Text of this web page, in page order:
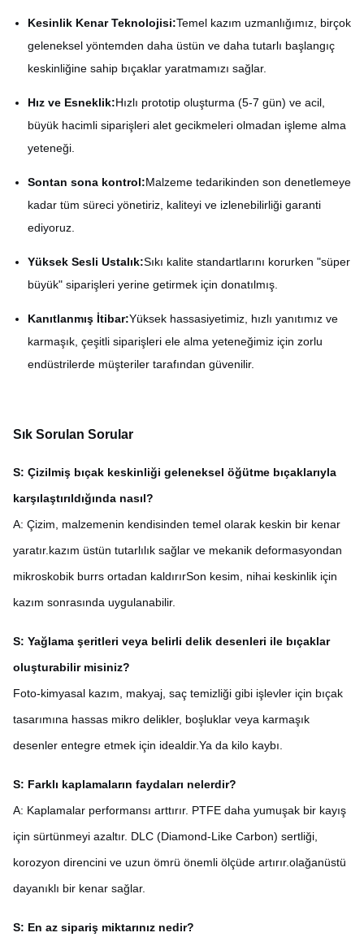
Kesinlik Kenar Teknolojisi:Temel kazım uzmanlığımız, birçok
geleneksel yöntemden daha üstün ve daha tutarlı başlangıç
keskinliğine sahip bıçaklar yaratmamızı sağlar.
Hız ve Esneklik:Hızlı prototip oluşturma (5-7 gün) ve acil,
büyük hacimli siparişleri alet gecikmeleri olmadan işleme alma
yeteneği.
Sontan sona kontrol:Malzeme tedarikinden son denetlemeye
kadar tüm süreci yönetiriz, kaliteyi ve izlenebilirliği garanti
ediyoruz.
Yüksek Sesli Ustalık:Sıkı kalite standartlarını korurken "süper
büyük" siparişleri yerine getirmek için donatılmış.
Kanıtlanmış İtibar:Yüksek hassasiyetimiz, hızlı yanıtımız ve
karmaşık, çeşitli siparişleri ele alma yeteneğimiz için zorlu
endüstrilerde müşteriler tarafından güvenilir.
Sık Sorulan Sorular
S: Çizilmiş bıçak keskinliği geleneksel öğütme bıçaklarıyla
karşılaştırıldığında nasıl?
A: Çizim, malzemenin kendisinden temel olarak keskin bir kenar
yaratır.kazım üstün tutarlılık sağlar ve mekanik deformasyondan
mikroskobik burrs ortadan kaldırırSon kesim, nihai keskinlik için
kazım sonrasında uygulanabilir.
S: Yağlama şeritleri veya belirli delik desenleri ile bıçaklar
oluşturabilir misiniz?
Foto-kimyasal kazım, makyaj, saç temizliği gibi işlevler için bıçak
tasarımına hassas mikro delikler, boşluklar veya karmaşık
desenler entegre etmek için idealdir.Ya da kilo kaybı.
S: Farklı kaplamaların faydaları nelerdir?
A: Kaplamalar performansı arttırır. PTFE daha yumuşak bir kayış
için sürtünmeyi azaltır. DLC (Diamond-Like Carbon) sertliği,
korozyon direncini ve uzun ömrü önemli ölçüde artırır.olağanüstü
dayanıklı bir kenar sağlar.
S: En az sipariş miktarınız nedir?